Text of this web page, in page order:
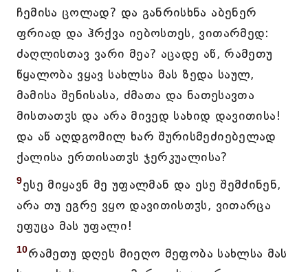
ჩემისა ცოლად? და განრისხნა აბენერ
ფრიად და ჰრქვა იებოსთეს, ვითარმედ:
ძაღლისთავ ვარი მეა? აცადე აწ, რამეთუ
წყალობა ვყავ სახლსა მას ზედა საულ,
მამისა შენისასა, ძმათა და ნათესავთა
მისთათჳს და არა მივედ სახიდ დავითისა!
და აწ აღდგომილ ხარ შურისმეძიებელად
ქალისა ერთისათჳს ჯერკუალისა?
9ესე მიყავნ მე უფალმან და ესე შემძინენ,
არა თუ ეგრე ვყო დავითისთჳს, ვითარცა
ეფუცა მას უფალი!
10რამეთუ დღეს მიეღო მეფობა სახლსა მას